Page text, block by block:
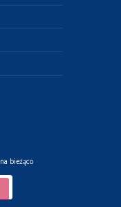
bieżąco